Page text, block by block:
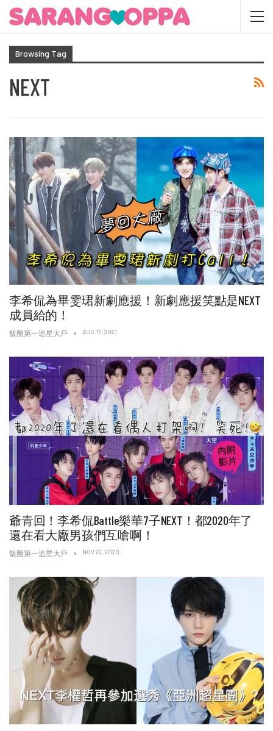
Browsing Tag
NEXT
李希侃為畢雯珺新劇應援！新劇應援笑點是NEXT
成員給的！
飯圈第一追星大戶 AUG 17, 2021
爺青回！李希侃Battle樂華7子NEXT！都2020年了
還在看大廠男孩們互嗆啊！
飯圈第一追星大戶 NOV 22, 2020